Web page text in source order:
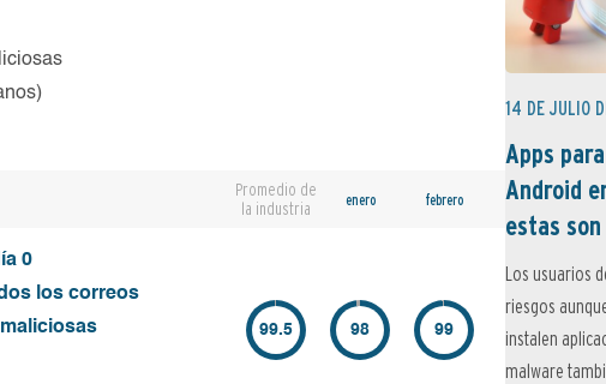
Promedio de
la industria
enero febrero
0
los correos
99.5 98 99
14 DE JULIO
Apps
Android
estas
Los usuarios
riesgos
instalen
malware